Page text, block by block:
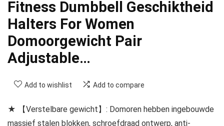
Fitness Dumbbell Geschiktheid
Halters For Women
Domoorgewicht Pair
Adjustable…
Add to wishlist Add to compare
★ 【Verstelbare gewicht】: Domoren hebben ingebouwde
massief stalen blokken, schroefdraad ontwerp, anti-